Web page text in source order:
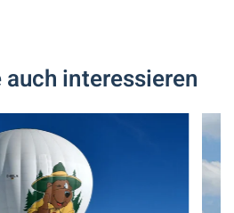
interessieren